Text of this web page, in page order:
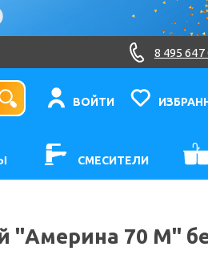
8 495 647
ВОЙТИ
СМЕСИТЕЛИ
"Америна 70 М"